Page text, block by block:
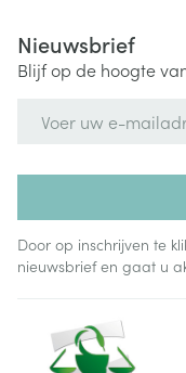
Nieuwsbrief
Blijf op de hoogte
Door op inschrijven te
nieuwsbrief en gaat u